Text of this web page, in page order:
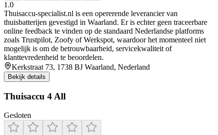
1.0
Thuisaccu‑specialist.nl is een opererende leverancier van
thuisbatterijen gevestigd in Waarland. Er is echter geen traceerbare
online feedback te vinden op de standaard Nederlandse platforms
zoals Trustpilot, Zoofy of Werkspot, waardoor het momenteel niet
mogelijk is om de betrouwbaarheid, servicekwaliteit of
klanttevredenheid te beoordelen.
Kerkstraat 73, 1738 BJ Waarland, Nederland
Bekijk details
Thuisaccu 4 All
Gesloten